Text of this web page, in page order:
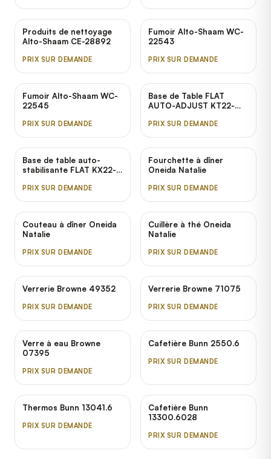
Produits de nettoyage
Alto-Shaam CE-28892
PRIX SUR DEMANDE
Fumoir Alto-Shaam WC-
22543
PRIX SUR DEMANDE
Fumoir Alto-Shaam WC-
22545
PRIX SUR DEMANDE
Base de Table FLAT
AUTO-ADJUST KT22-
PRIX SUR DEMANDE
Base de table auto-
stabilisante FLAT KX22-
PRIX SUR DEMANDE
Fourchette à dîner
Oneida Natalie
PRIX SUR DEMANDE
Couteau à dîner Oneida
Natalie
PRIX SUR DEMANDE
Cuillère à thé Oneida
Natalie
PRIX SUR DEMANDE
Verrerie Browne 49352
PRIX SUR DEMANDE
Verrerie Browne 71075
PRIX SUR DEMANDE
Verre à eau Browne
07395
PRIX SUR DEMANDE
Cafetière Bunn 2550.6
PRIX SUR DEMANDE
Thermos Bunn 13041.6
PRIX SUR DEMANDE
Cafetière Bunn
13300.6028
PRIX SUR DEMANDE